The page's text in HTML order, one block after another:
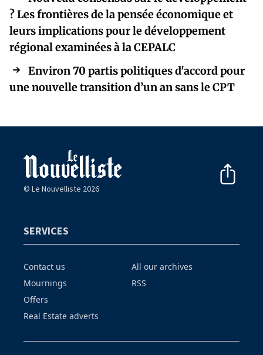
? Les frontières de la pensée économique et
leurs implications pour le développement
régional examinées à la CEPALC
Environ 70 partis politiques d'accord pour
une nouvelle transition d’un an sans le CPT
© Le Nouvelliste 2026
SERVICES
Contact us
Mournings
Offers
Real Estate adverts
All our archives
RSS